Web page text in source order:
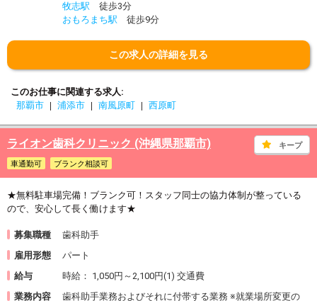
牧志駅 徒歩3分
おもろまち駅 徒歩9分
この求人の詳細を見る
このお仕事に関連する求人
那覇市
浦添市 南風原町 西原町
キープ
ライオン歯科クリニック (沖縄県那覇市)
車通勤可 ブランク相談可
★無料駐車場完備！ブランク可！スタッフ同士の協力体制が整っている
ので、安心して長く働けます★
募集職種
歯科助手
雇用形態
パート
給与
時給： 1,050円～2,100円(1) 交通費
業務内容
歯科助手業務およびそれに付帯する業務 ※就業場所変更の